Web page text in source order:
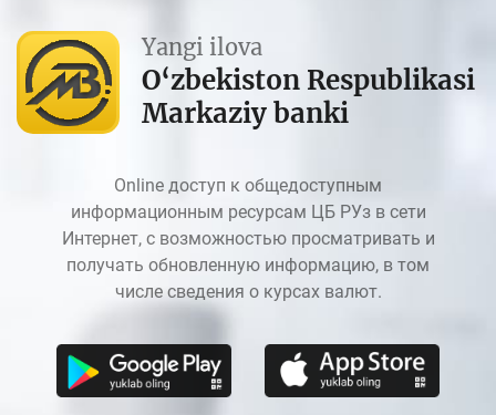
Yangi ilova
O‘zbekiston Respublikasi
Markaziy banki
Online доступ к общедоступным
информационным ресурсам ЦБ РУз в сети
Интернет, с возможностью просматривать и
получать обновленную информацию, в том
числе сведения о курсах валют.